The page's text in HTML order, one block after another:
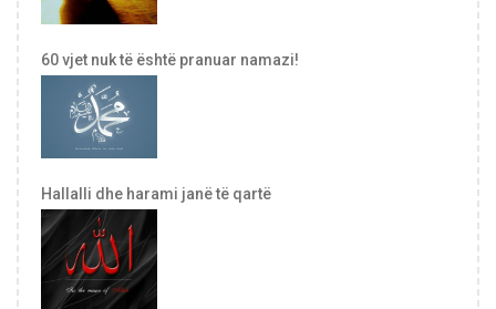
60 vjet nuk të është pranuar namazi!
Hallalli dhe harami janë të qartë